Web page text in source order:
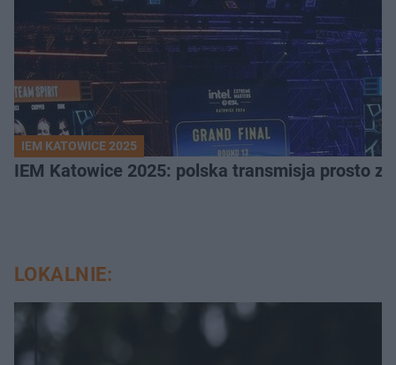
IEM KATOWICE 2025
IEM Katowice 2025: polska transmisja prosto
LOKALNIE: